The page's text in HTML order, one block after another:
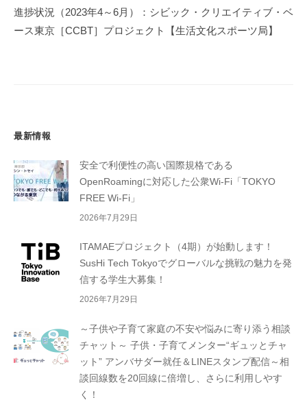
ー
シ
進捗状況（2023年4～6月）：シビック・クリエイティブ・ベ
ース東京［CCBT］プロジェクト【生活文化スポーツ局】
最新情報
安全で利便性の高い国際規格である
OpenRoamingに対応した公衆Wi-Fi「TOKYO
FREE Wi-Fi」
2026年7月29日
ITAMAEプロジェクト（4期）が始動します！
SusHi Tech Tokyoでグローバルな挑戦の魅力を発
信する学生大募集！
2026年7月29日
～子供や子育て家庭の不安や悩みに寄り添う相談
チャット～ 子供・子育てメンター“ギュッとチャ
ット” アンバサダー就任＆LINEスタンプ配信～相
談回線数を20回線に倍増し、さらに利用しやす
く！